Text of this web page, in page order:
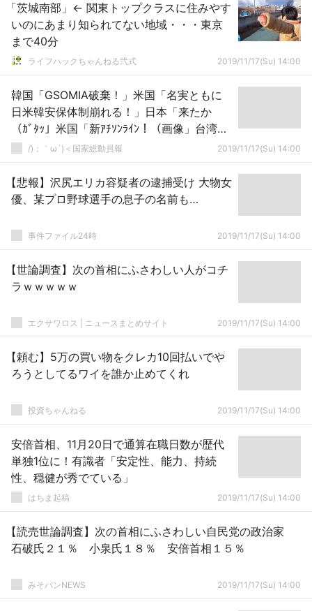
「茨城南部」← 関東トップクラスに住みやす
いのにあまり知られてない地域・・・東京
まで40分
ライフハックちゃんねる弐式 2019/11/17(Su) 14:00
韓国「GSOMIA破棄！」米国「名実ともに
日米韓安保体制崩れる！」日本「来たか
（ｶﾞﾀｯ」米国「新ｱﾁｿﾝﾗｲﾝ！（画像」台湾
「ﾆｺｯ」→
/)；｀ω´)＜国家総動員報 2019/11/17(Su) 14:00
【悲報】沢尻エリカ容疑者の逮捕受け 大物女
優、某プロ野球選手の息子の名前も…
事件ファイル24時 2019/11/17(Su) 14:00
【世論調査】次の首相にふさわしい人がコチ
ラｗｗｗｗｗ
エクサワロス | ニュースまとめサイト 2019/11/17(Su) 14:00
【頼む】5万の買い物をクレカ10回払いでや
ろうとしてるワイを誰か止めてくれ
投資ちゃんねる 2019/11/17(Su) 14:00
安倍首相、11月20日で通算在職日数が歴代
単独1位に！有識者「安定性、能力、持続
性、穏健が秀でている」
はちま起稿 2019/11/17(Su) 14:00
【読売世論調査】次の首相にふさわしい自民党の政治家
石破氏２１％ 小泉氏１８％ 安倍首相１５％
みそパンNEWS 2019/11/17(Su) 14:00